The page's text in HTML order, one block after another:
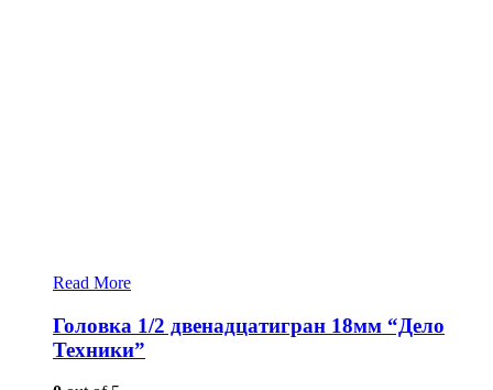
Read More
Головка 1/2 двенадцатигран 18мм “Дело
Техники”